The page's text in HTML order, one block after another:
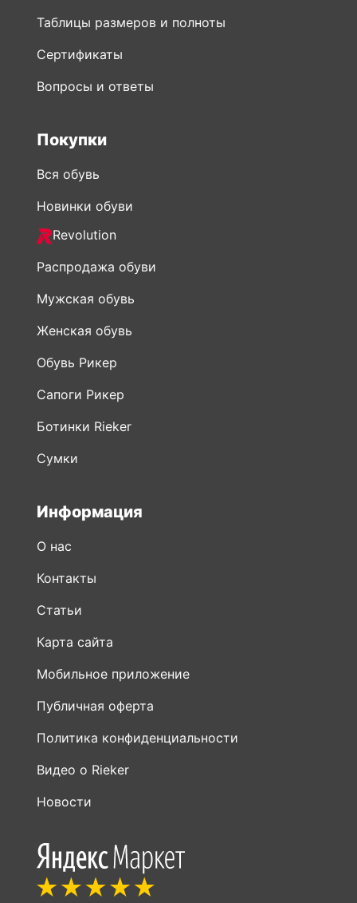
Таблицы размеров и полноты
Сертификаты
Вопросы и ответы
Покупки
Вся обувь
Новинки обуви
Revolution
Распродажа обуви
Мужская обувь
Женская обувь
Обувь Рикер
Сапоги Рикер
Ботинки Rieker
Сумки
Информация
О нас
Контакты
Статьи
Карта сайта
Мобильное приложение
Публичная оферта
Политика конфиденциальности
Видео о Rieker
Новости